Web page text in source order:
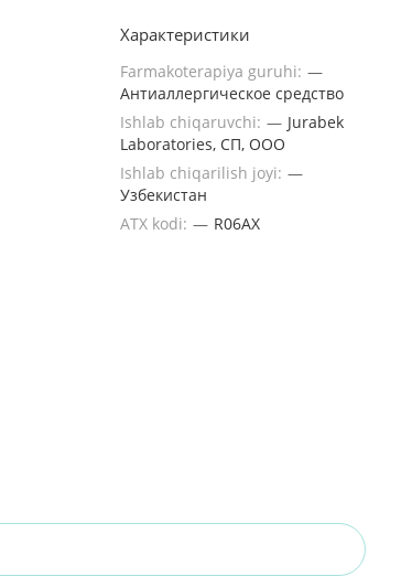
Характеристики
Farmakoterapiya guruhi: —
Антиаллергическое средство
Ishlab chiqaruvchi: — Jurabek
Laboratories, СП, ООО
Ishlab chiqarilish joyi: —
Узбекистан
ATX kodi: — R06AX